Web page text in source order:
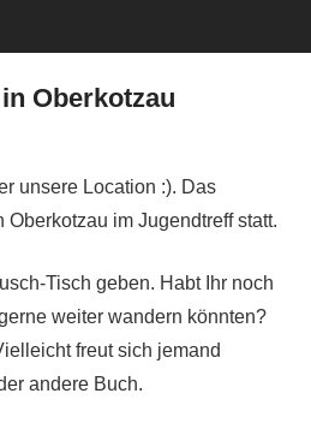
Oberkotzau
unsere Location :). Das
Oberkotzau im Jugendtreff statt.
Tisch geben. Habt Ihr noch
weiter wandern könnten?
freut sich jemand
andere Buch.